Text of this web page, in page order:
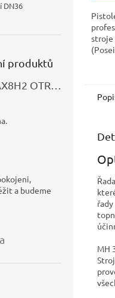
DN36
produktů
5 hvězdiček.
5 hvězdiček.
a budeme
5 hvězdiček.
stroje
MH